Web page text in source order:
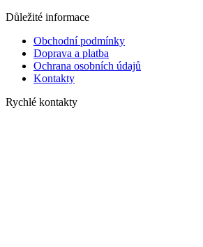
Důležité informace
Obchodní podmínky
Doprava a platba
Ochrana osobních údajů
Kontakty
Rychlé kontakty